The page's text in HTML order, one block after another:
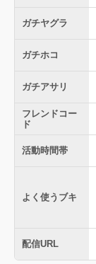
ガチヤグラ
ガチホコ
ガチアサリ
フレンドコー
ド
活動時間帯
よく使うブキ
配信URL